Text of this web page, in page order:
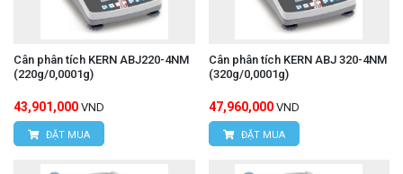
Cân phân tích KERN ABJ220-4NM
(220g/0,0001g)
43,901,000 VND
ĐẶT MUA
Cân phân tích KERN ABJ 320-4NM
(320g/0,0001g)
47,960,000 VND
ĐẶT MUA